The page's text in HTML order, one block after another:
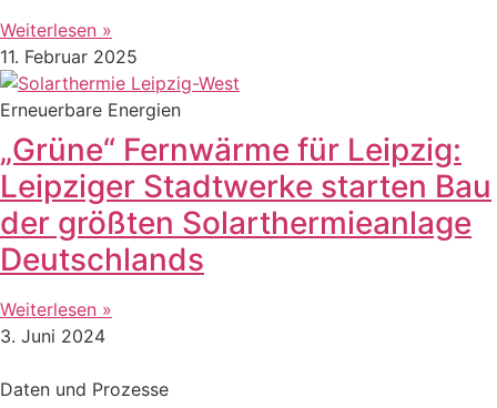
Weiterlesen »
11. Februar 2025
Erneuerbare Energien
„Grüne“ Fernwärme für Leipzig:
Leipziger Stadtwerke starten Bau
der größten Solarthermieanlage
Deutschlands
Weiterlesen »
3. Juni 2024
Daten und Prozesse